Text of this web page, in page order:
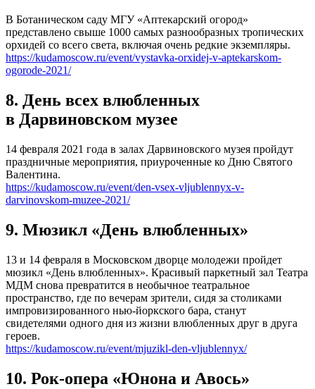
В Ботаническом саду МГУ «Аптекарский огород»
представлено свыше 1000 самых разнообразных тропических
орхидей со всего света, включая очень редкие экземпляры.
https://kudamoscow.ru/event/vystavka-orxidej-v-aptekarskom-
ogorode-2021/
8. День всех влюбленных
в Дарвиновском музее
14 февраля 2021 года в залах Дарвиновского музея пройдут
праздничные мероприятия, приуроченные ко Дню Святого
Валентина.
https://kudamoscow.ru/event/den-vsex-vljublennyx-v-
darvinovskom-muzee-2021/
9. Мюзикл «День влюбленных»
13 и 14 февраля в Московском дворце молодежи пройдет
мюзикл «День влюбленных». Красивый паркетный зал Театра
МДМ снова превратится в необычное театральное
пространство, где по вечерам зрители, сидя за столиками
импровизированного нью-йоркского бара, станут
свидетелями одного дня из жизни влюбленных друг в друга
героев.
https://kudamoscow.ru/event/mjuzikl-den-vljublennyx/
10. Рок-опера «Юнона и Авось»